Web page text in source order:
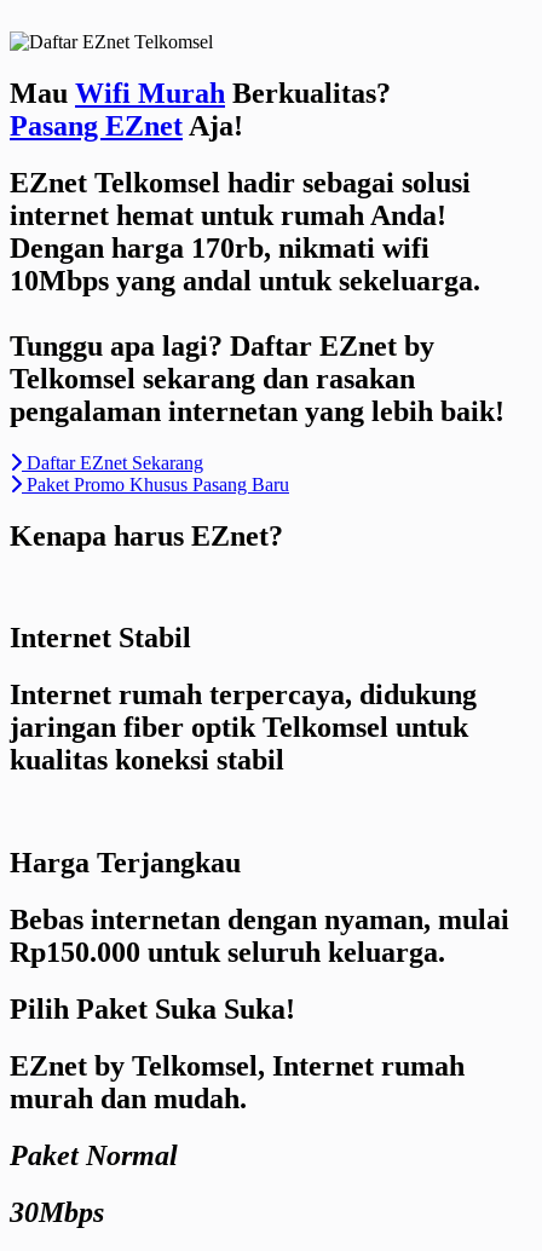
to
Mau Wifi Murah Berkualitas?
Pasang EZnet Aja!
EZnet Telkomsel hadir sebagai solusi
internet hemat untuk rumah Anda!
Dengan harga 170rb, nikmati wifi
10Mbps yang andal untuk sekeluarga.
Tunggu apa lagi? Daftar EZnet by
Telkomsel sekarang dan rasakan
pengalaman internetan yang lebih baik!
Daftar EZnet Sekarang
Paket Promo Khusus Pasang Baru
Kenapa harus EZnet?
Internet Stabil
Internet rumah terpercaya, didukung
jaringan fiber optik Telkomsel untuk
kualitas koneksi stabil
Harga Terjangkau
Bebas internetan dengan nyaman, mulai
Rp150.000 untuk seluruh keluarga.
Pilih Paket Suka Suka!
EZnet by Telkomsel, Internet rumah
murah dan mudah.
Paket Normal
30Mbps